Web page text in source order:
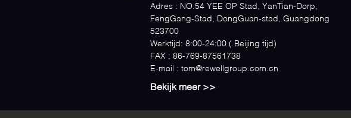
Adres : NO.54 YEE OP Stad, YanTian-Dorp,
FengGang-Stad, DongGuan-stad, Guangdong
523700
Werktijd:
8:00-24:00 ( Beijing tijd)
FAX : 86-769-87561738
E-mail : tom@rewellgroup.com.cn
Bekijk meer >>